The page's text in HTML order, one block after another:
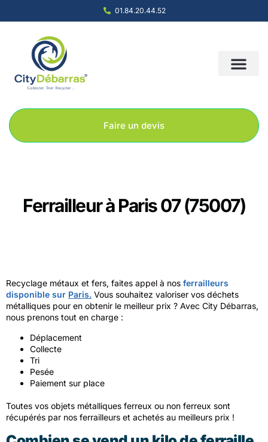
01.84.20.44.52
Faire un devis
Ferrailleur à Paris 07 (75007)
Recyclage métaux et fers, faites appel à nos ferrailleurs
disponible sur Paris. Vous souhaitez valoriser vos déchets
métalliques pour en obtenir le meilleur prix ? Avec City Débarras,
nous prenons tout en charge :
Déplacement
Collecte
Tri
Pesée
Paiement sur place
Toutes vos objets métalliques ferreux ou non ferreux sont
récupérés par nos ferrailleurs et achetés au meilleurs prix !